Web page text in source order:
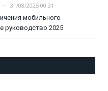
31/08/2025 00:31
мобильного
руководство 2025